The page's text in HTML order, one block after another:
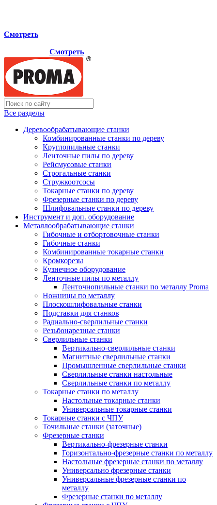
Смотреть
Смотреть
Все разделы
Деревообрабатывающие станки
Комбинированные станки по дереву
Круглопильные станки
Ленточные пилы по дереву
Рейсмусовые станки
Строгальные станки
Стружкоотсосы
Токарные станки по дереву
Фрезерные станки по дереву
Шлифовальные станки по дереву
Инструмент и доп. оборудование
Металлообрабатывающие станки
Гибочные и отбортовочные станки
Гибочные станки
Комбинированные токарные станки
Кромкорезы
Кузнечное оборудование
Ленточные пилы по металлу
Ленточнопильные станки по металлу Proma
Ножницы по металлу
Плоскошлифовальные станки
Подставки для станков
Радиально-сверлильные станки
Резьбонарезные станки
Сверлильные станки
Вертикально-сверлильные станки
Магнитные сверлильные станки
Промышленные сверлильные станки
Сверлильные станки настольные
Сверлильные станки по металлу
Токарные станки по металлу
Настольные токарные станки
Универсальные токарные станки
Токарные станки с ЧПУ
Точильные станки (заточные)
Фрезерные станки
Вертикально-фрезерные станки
Горизонтально-фрезерные станки по металлу
Настольные фрезерные станки по металлу
Универсально фрезерные станки
Универсальные фрезерные станки по
металлу
Фрезерные станки по металлу